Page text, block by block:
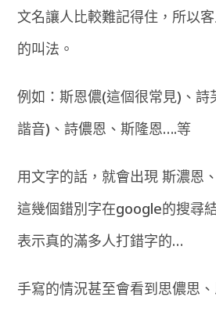
文名讓人比較難記得住，所以
的叫法。
例如：斯恩儂(這個很常見)、詩
諧音)、詩儂恩、斯隆恩….等
用文字的話，就會出現 斯濃恩
這幾個錯別字在google的搜尋
表示真的滿多人打錯字的…
手寫的情況甚至會看到思儂思